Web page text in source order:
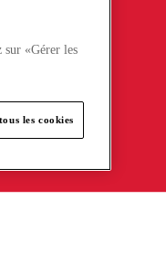
sur «Gérer les
les cookies